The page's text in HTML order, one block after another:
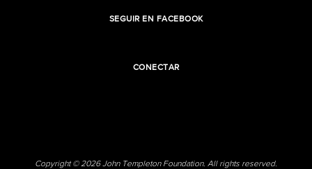
SEGUIR EN FACEBOOK
CONECTAR
Copyright © 2026 John Templeton Foundation. All rights reserved.